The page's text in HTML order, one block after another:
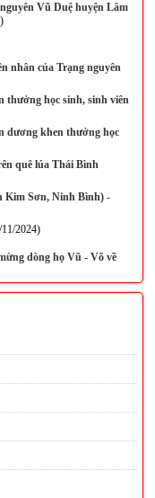
Vũ Duệ huyện Lâm
nhân của Trạng nguyên
học sinh, sinh viên
dương khen thưởng học
quê lúa Thái Bình
Kim Sơn, Ninh Bình) -
2024)
dòng họ Vũ - Võ về